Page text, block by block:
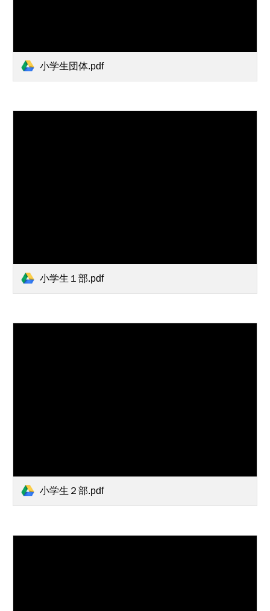
小学生団体.pdf
小学生１部.pdf
小学生２部.pdf